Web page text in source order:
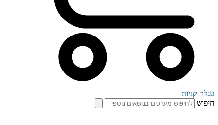
עגלת קניות
חיפוש